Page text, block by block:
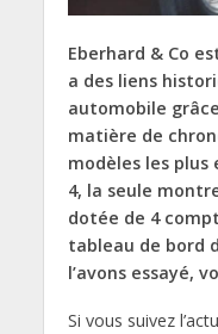
Eberhard & Co
a des liens
automobile
matière de
modèles les
4, la seule
dotée de 4
tableau de bord
l’avons essayé,
Si vous suivez